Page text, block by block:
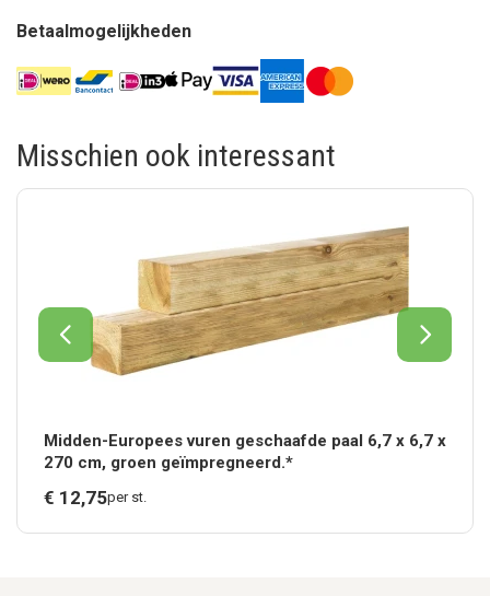
Betaalmogelijkheden
Misschien ook interessant
Midden-Europees vuren geschaafde paal 6,7 x 6,7 x
270 cm, groen geïmpregneerd.*
€ 12,75per st.